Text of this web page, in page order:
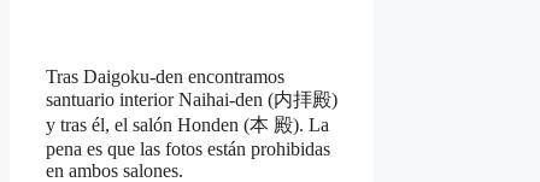
Tras Daigoku-den encontramos
santuario interior Naihai-den (内拝殿)
y tras él, el salón Honden (本 殿). La
pena es que las fotos están prohibidas
en ambos salones.